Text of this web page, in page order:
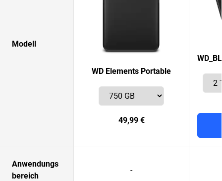
Modell
WD Elements Portable
49,99 €
Anwendungs
bereich
-